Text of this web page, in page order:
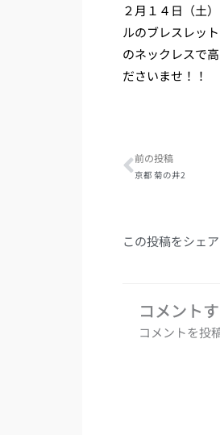
２月１４日（土
ルのブレスレッ
のネックレスで
ださいませ！！
前の投稿
京都 菊の井2
この投稿をシェア
コメント
コメントを投